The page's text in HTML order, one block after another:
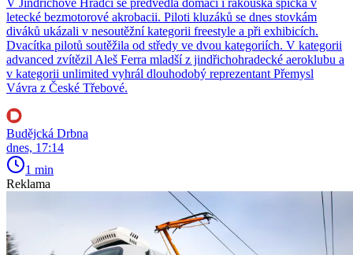
V Jindřichově Hradci se předvedla domácí i rakouská špička v
letecké bezmotorové akrobacii. Piloti kluzáků se dnes stovkám
diváků ukázali v nesoutěžní kategorii freestyle a při exhibicích.
Dvacítka pilotů soutěžila od středy ve dvou kategoriích. V kategorii
advanced zvítězil Aleš Ferra mladší z jindřichohradecké aeroklubu a
v kategorii unlimited vyhrál dlouhodobý reprezentant Přemysl
Vávra z České Třebové.
Budějcká Drbna
dnes, 17:14
1 min
Reklama